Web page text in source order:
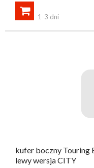

1-3 dni
kufer boczny Touring
lewy wersja CITY